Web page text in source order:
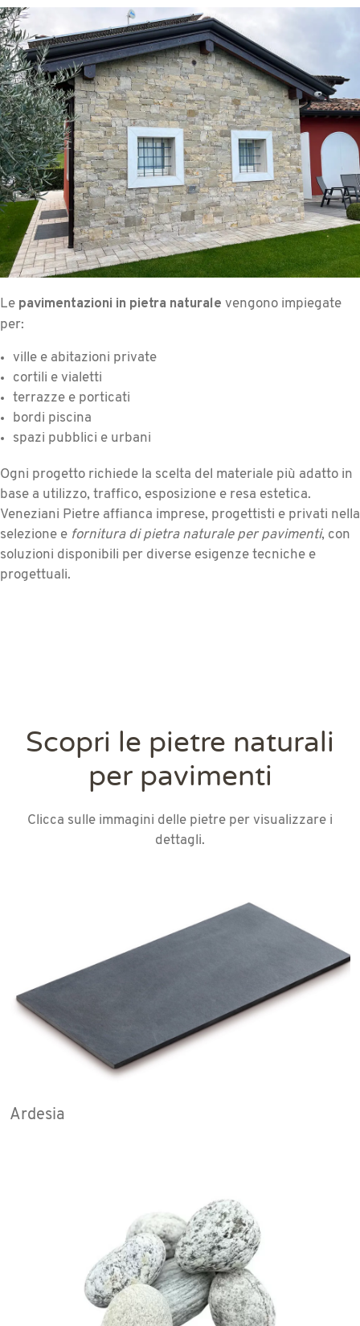
Le pavimentazioni in pietra naturale vengono impiegate
per:
ville e abitazioni private
cortili e vialetti
terrazze e porticati
bordi piscina
spazi pubblici e urbani
Ogni progetto richiede la scelta del materiale più adatto in
base a utilizzo, traffico, esposizione e resa estetica.
Veneziani Pietre affianca imprese, progettisti e privati nella
selezione e fornitura di pietra naturale per pavimenti, con
soluzioni disponibili per diverse esigenze tecniche e
progettuali.
Scopri le pietre naturali
per pavimenti
Clicca sulle immagini delle pietre per visualizzare i
dettagli.
Ardesia